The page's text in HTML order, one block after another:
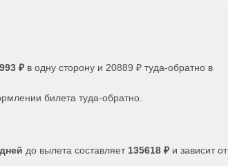
₽ в одну сторону и 20889 ₽ туда-обратно в
билета туда-обратно.
до вылета составляет 135618 ₽ и зависит от